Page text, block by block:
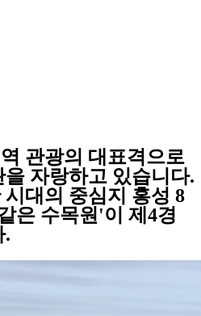
관광의 대표격으로
자랑하고 있습니다.
대의 중심지 홍성 8
은 수목원'이 제4경
.